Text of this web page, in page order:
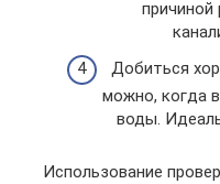
причиной
Добиться
можно, когда
воды.
Использование